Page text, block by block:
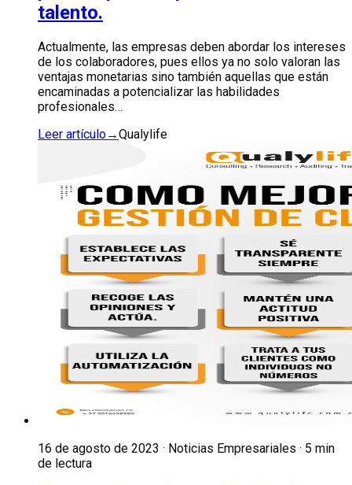
talento.
Actualmente, las empresas deben abordar los intereses
de los colaboradores, pues ellos ya no solo valoran las
ventajas monetarias sino también aquellas que están
encaminadas a potencializar las habilidades
profesionales…
Leer artículo→Qualylife
16 de agosto de 2023 · Noticias Empresariales · 5 min
de lectura